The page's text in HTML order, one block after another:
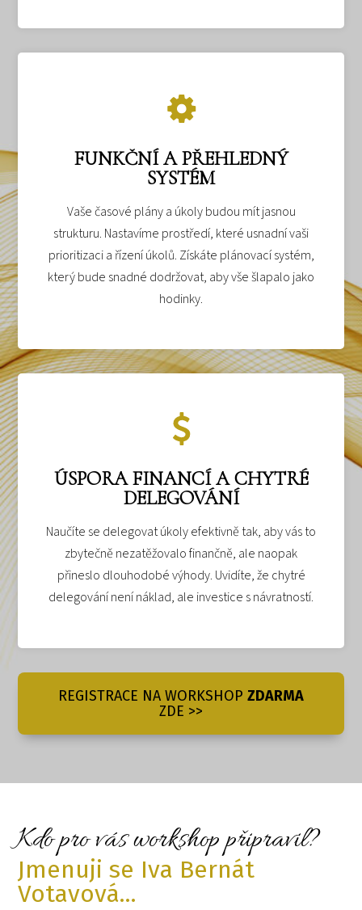
FUNKČNÍ A PŘEHLEDNÝ
SYSTÉM
Vaše časové plány a úkoly budou mít jasnou
strukturu. Nastavíme prostředí, které usnadní vaši
prioritizaci a řízení úkolů. Získáte plánovací systém,
který bude snadné dodržovat, aby vše šlapalo jako
hodinky.
ÚSPORA FINANCÍ A CHYTRÉ
DELEGOVÁNÍ
Naučíte se delegovat úkoly efektivně tak, aby vás to
zbytečně nezatěžovalo finančně, ale naopak
přineslo dlouhodobé výhody. Uvidíte, že chytré
delegování není náklad, ale investice s návratností.
REGISTRACE NA WORKSHOP ZDARMA
ZDE >>
Kdo pro vás workshop připravil?
Jmenuji se Iva Bernát
Votavová...